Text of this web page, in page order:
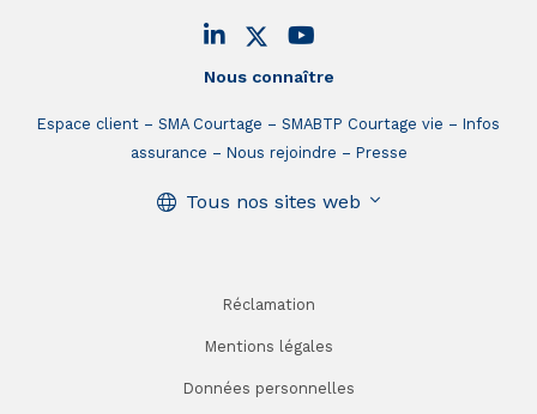
Nous connaître
Espace client SMA Courtage SMABTP Courtage vie
Infos
assurance
Nous rejoindre Presse
Tous nos sites web
Réclamation
Mentions légales
Données personnelles